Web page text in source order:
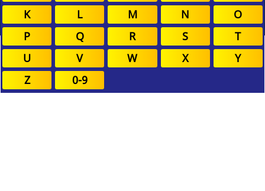
K
L M N
O
P
Q R S
T
U
V W X
Y
Z
0-9